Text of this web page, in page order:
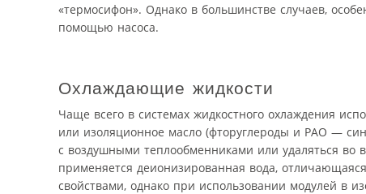
«термосифон». Однако в большинстве случаев,
помощью насоса.
Охлаждающие жидкости
Чаще всего в системах жидкостного охлаждения
или изоляционное масло (фторуглероды и РАО —
с воздушными теплообменниками или удаляться
применяется деионизированная вода,
свойствами, однако при использовании модулей в